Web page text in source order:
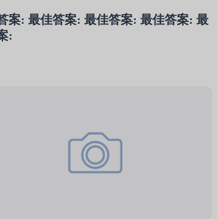
案: 最佳答案: 最佳答案: 最佳答案: 最
: